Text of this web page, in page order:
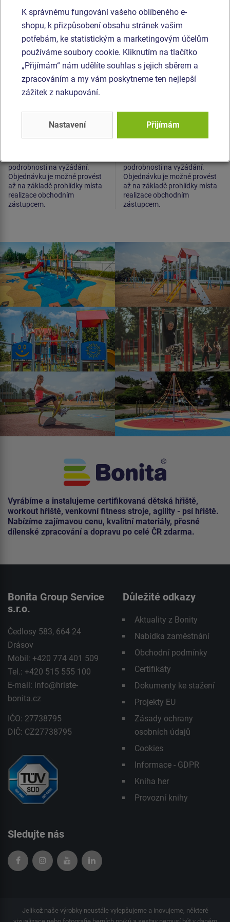
15 mm, černá, 1,0m)
Cena na dotaz
Cena a hmotnost jsou uvedeny
podrobnosti na vyžádání.
Objednávku je možné provést
až na základě prohlídky místa
realizace obchodním
zástupcem.
28 mm, černá, 1,5m)
Cena a hmotnost jsou uvedeny
podrobnosti na vyžádání.
Objednávku je možné provést
až na základě prohlídky místa
realizace obchodním
zástupcem.
Vyrábíme a instalujeme certifikovaná dětská hřiště,
workout hřiště, venkovní fitness stroje, agility - psí hřiště.
Nabízíme zajímavou cenu, kvalitní materiály, přesné
dílenské zpracování a dopravu po celé ČR zdarma.
Bonita Group Service
s.r.o.
Čedlosy 583, 664 24
Drásov
Mobil: +420 774 401 509
Tel.: +420 515 555 100
E-mail: info@hriste-
bonita.cz
IČO: 27738795
DIČ: CZ27738795
Důležité odkazy
Aktuality z Bonity
Nabídka zaměstnání
Obchodní podmínky
Certifikáty
Dokumenty ke stažení
Projekty EU
Zásady ochrany
osobních údajů
Cookies
Informace - GDPR
Kniha her
Provozní knihy
Sledujte nás
Jelikož naše výrobky neustále vylepšujeme a inovujeme, některé
K správnému fungování vašeho oblíbeného e-
shopu, k přizpůsobení obsahu stránek vašim
potřebám, ke statistickým a marketingovým účelům
používáme soubory cookie. Kliknutím na tlačítko
„Přijímám“ nám udělíte souhlas s jejich sběrem a
zpracováním a my vám poskytneme ten nejlepší
zážitek z nakupování.
Nastavení Přijímám